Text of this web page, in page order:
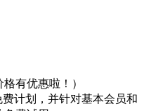
有优惠啦！）
计划，并针对基本会员和